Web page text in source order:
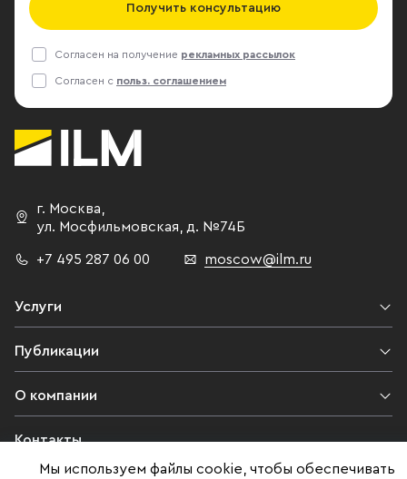
Получить консультацию
Согласен на получение рекламных рассылок
Согласен с польз. соглашением
г. Москва,
ул. Мосфильмовская, д. №74Б
+7 495 287 06 00 moscow@ilm.ru
Услуги
Публикации
О компании
Контакты
Мы используем файлы cookie, чтобы обеспечивать